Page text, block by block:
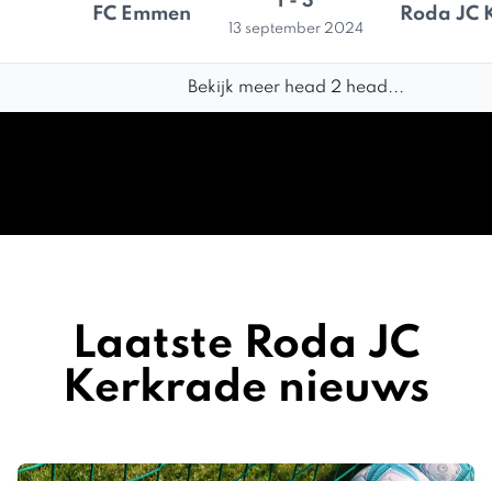
FC Emmen
13 september 2024
Roda JC
Bekijk meer head 2 head...
Laatste Roda JC
Kerkrade nieuws